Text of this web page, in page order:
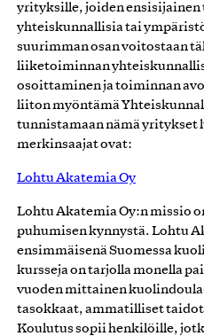
yrityksille, joiden ensisijainen
yhteiskunnallisia tai
suurimman osan voitostaan
liiketoiminnan
osoittaminen ja toiminnan
liiton myöntämä
tunnistamaan nämä yritykset
merkinsaajat ovat:
Lohtu Akatemia Oy
Lohtu Akatemia Oy:n missio
puhumisen kynnystä. Lohtu
ensimmäisenä Suomessa
kursseja on tarjolla monella
vuoden mittainen
tasokkaat, ammatilliset
Koulutus sopii henkilöille,